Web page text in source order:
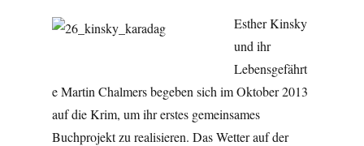
Esther Kinsky
und ihr
Lebensgefährt
e Martin Chalmers begeben sich im Oktober 2013
auf die Krim, um ihr erstes gemeinsames
Buchprojekt zu realisieren. Das Wetter auf der